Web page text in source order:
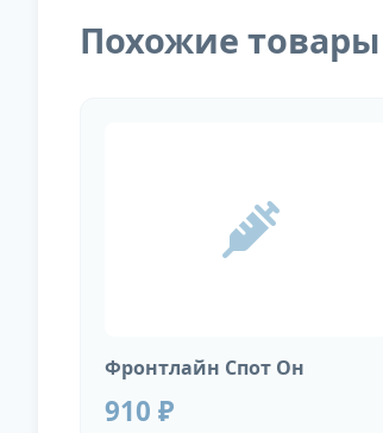
Похожие товары
Фронтлайн Спот Он
910 ₽